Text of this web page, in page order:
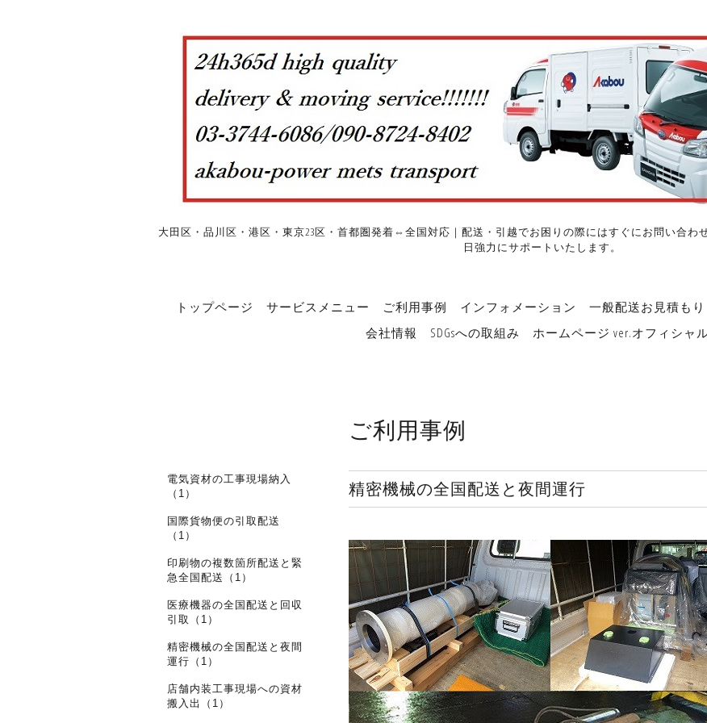
大田区・品川区・港区・東京23区・首都圏発着⇔全国対応｜配送・引越でお困りの際にはすぐにお問い合わ
日強力にサポートいたします。
トップページ サービスメニュー ご利用事例 インフォメーション 一般配送お見積もり
会社情報
SDGsへの取組み ホームページ ver.オフィシャ
ご利用事例
精密機械の全国配送と夜間運行
電気資材の工事現場納入
（1）
国際貨物便の引取配送
（1）
印刷物の複数箇所配送と緊
急全国配送（1）
医療機器の全国配送と回収
引取（1）
精密機械の全国配送と夜間
運行（1）
店舗内装工事現場への資材
搬入出（1）